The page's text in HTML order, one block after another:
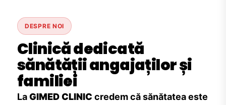
DESPRE NOI
Clinică dedicată
sănătății angajaților și
familiei
LaGIMED CLINIC credem că sănătatea este